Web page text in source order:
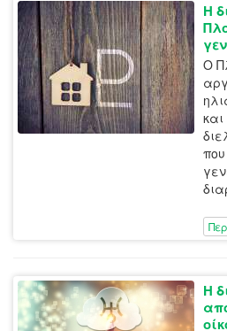
Η
Ο
και
Η